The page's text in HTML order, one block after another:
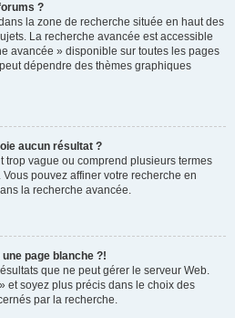
?
la zone de recherche située en haut des
La recherche avancée est accessible
avancée » disponible sur toutes les pages
dépendre des thèmes graphiques
aucun résultat ?
trop vague ou comprend plusieurs termes
pouvez affiner votre recherche en
la recherche avancée.
page blanche ?!
que ne peut gérer le serveur Web.
et soyez plus précis dans le choix des
par la recherche.